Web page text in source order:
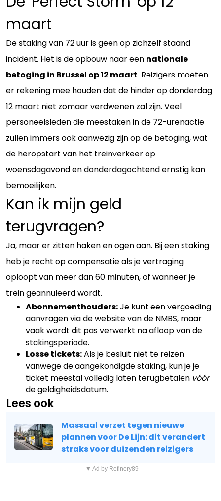
maart
De staking van 72 uur is geen op zichzelf staand
incident. Het is de opbouw naar een nationale
betoging in Brussel op 12 maart. Reizigers moeten
er rekening mee houden dat de hinder op donderdag
12 maart niet zomaar verdwenen zal zijn. Veel
personeelsleden die meestaken in de 72-urenactie
zullen immers ook aanwezig zijn op de betoging, wat
de heropstart van het treinverkeer op
woensdagavond en donderdagochtend ernstig kan
bemoeilijken.
Kan ik mijn geld
terugvragen?
Ja, maar er zitten haken en ogen aan. Bij een staking
heb je recht op compensatie als je vertraging
oploopt van meer dan 60 minuten, of wanneer je
trein geannuleerd wordt.
Abonnementhouders:Je kunt een vergoeding
aanvragen via de website van de NMBS, maar
vaak wordt dit pas verwerkt na afloop van de
stakingsperiode.
Losse tickets:Als je besluit niet te reizen
vanwege de aangekondigde staking, kun je je
ticket meestal volledig laten terugbetalen vóór
de geldigheidsdatum.
Lees ook
Massaal verzet tegen nieuwe
plannen voor De Lijn: dit verandert
straks voor duizenden reizigers
▼ Ad by Refinery89